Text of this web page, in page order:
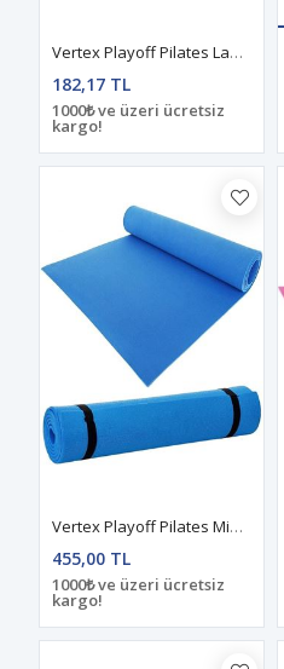
Vertex Playoff Pilates Lastiği Mor
182,17 TL
1000₺ ve üzeri ücretsiz
kargo!
Vertex Playoff Pilates Minderi Çift Taraflı 0.5 Mm - Standart Mavi
455,00 TL
1000₺ ve üzeri ücretsiz
kargo!